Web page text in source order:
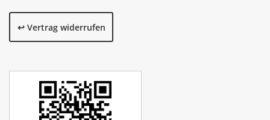
↩️ Vertrag widerrufen